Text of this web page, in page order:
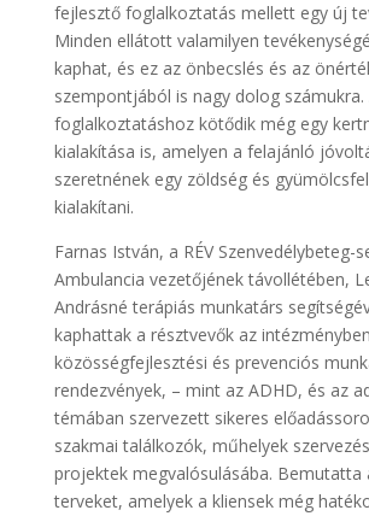
fejlesztő foglalkoztatás mellett egy új
Minden ellátott valamilyen
kaphat, és ez az önbecslés és az
szempontjából is nagy dolog
foglalkoztatáshoz kötődik még egy
kialakítása is, amelyen a felajánló
szeretnének egy zöldség és
kialakítani.
Farnas István, a RÉV Szenvedélybeteg-
Ambulancia vezetőjének távollétében,
Andrásné terápiás munkatárs
kaphattak a résztvevők az
közösségfejlesztési és prevenciós
rendezvények, – mint az ADHD, és az
témában szervezett sikeres
szakmai találkozók, műhelyek
projektek megvalósulásába. Bemutatta
terveket, amelyek a kliensek még